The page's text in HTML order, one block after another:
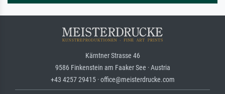
Kärntner Strasse 46
9586 Finkenstein am Faaker See · Austria
+43 4257 29415 · office@meisterdrucke.com